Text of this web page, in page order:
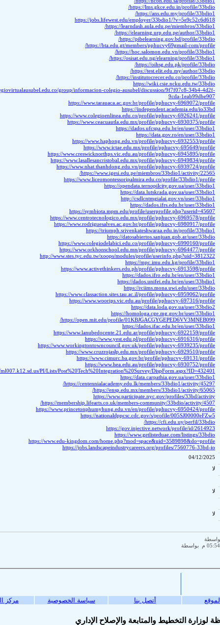
https://
https://www.colegiovirtualausubel.edu.co/group/
https://
https://
https://
https://
https://
https://
https://
https://
https://
https://
https://
https://
https://
https://
https://
http://
https://
https://
https://
https://
https://
https://
https://
https://
https://ml007.k12.sd.us/PI/Lists/
https://
https://
https://
https://
https://www.edu-
https://
سياسة الخصوصية مركز المساعدة